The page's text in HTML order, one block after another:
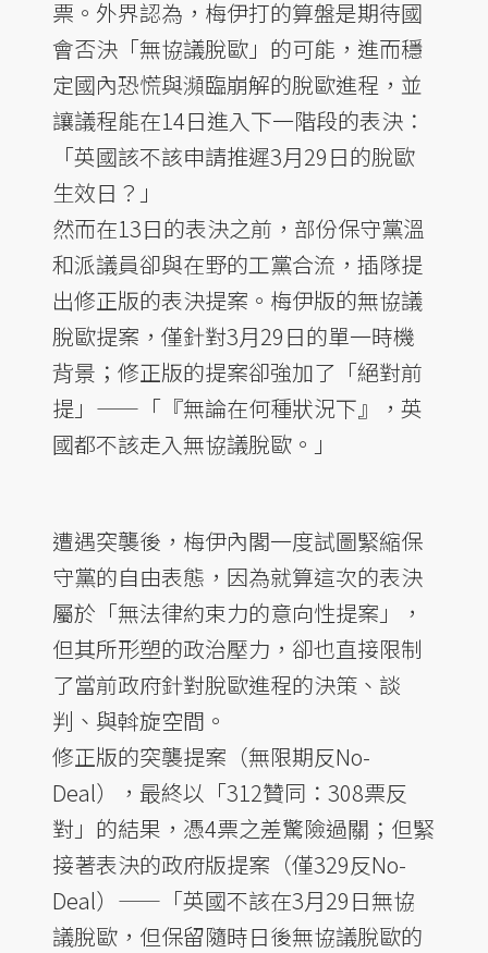
票。外界認為，梅伊打的算盤是期待國
會否決「無協議脫歐」的可能，進而穩
定國內恐慌與瀕臨崩解的脫歐進程，並
讓議程能在14日進入下一階段的表決：
「英國該不該申請推遲3月29日的脫歐
生效日？」
然而在13日的表決之前，部份保守黨溫
和派議員卻與在野的工黨合流，插隊提
出修正版的表決提案。梅伊版的無協議
脫歐提案，僅針對3月29日的單一時機
背景；修正版的提案卻強加了「絕對前
提」——「『無論在何種狀況下』，英
國都不該走入無協議脫歐。」
遭遇突襲後，梅伊內閣一度試圖緊縮保
守黨的自由表態，因為就算這次的表決
屬於「無法律約束力的意向性提案」，
但其所形塑的政治壓力，卻也直接限制
了當前政府針對脫歐進程的決策、談
判、與斡旋空間。
修正版的突襲提案（無限期反No-
Deal），最終以「312贊同：308票反
對」的結果，憑4票之差驚險過關；但緊
接著表決的政府版提案（僅329反No-
Deal）——「英國不該在3月29日無協
議脫歐，但保留隨時日後無協議脫歐的